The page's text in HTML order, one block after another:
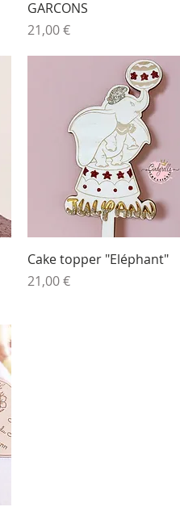
GARCONS
Prix
21,00 €
Aperçu rapide
Cake topper "Eléphant"
Prix
21,00 €